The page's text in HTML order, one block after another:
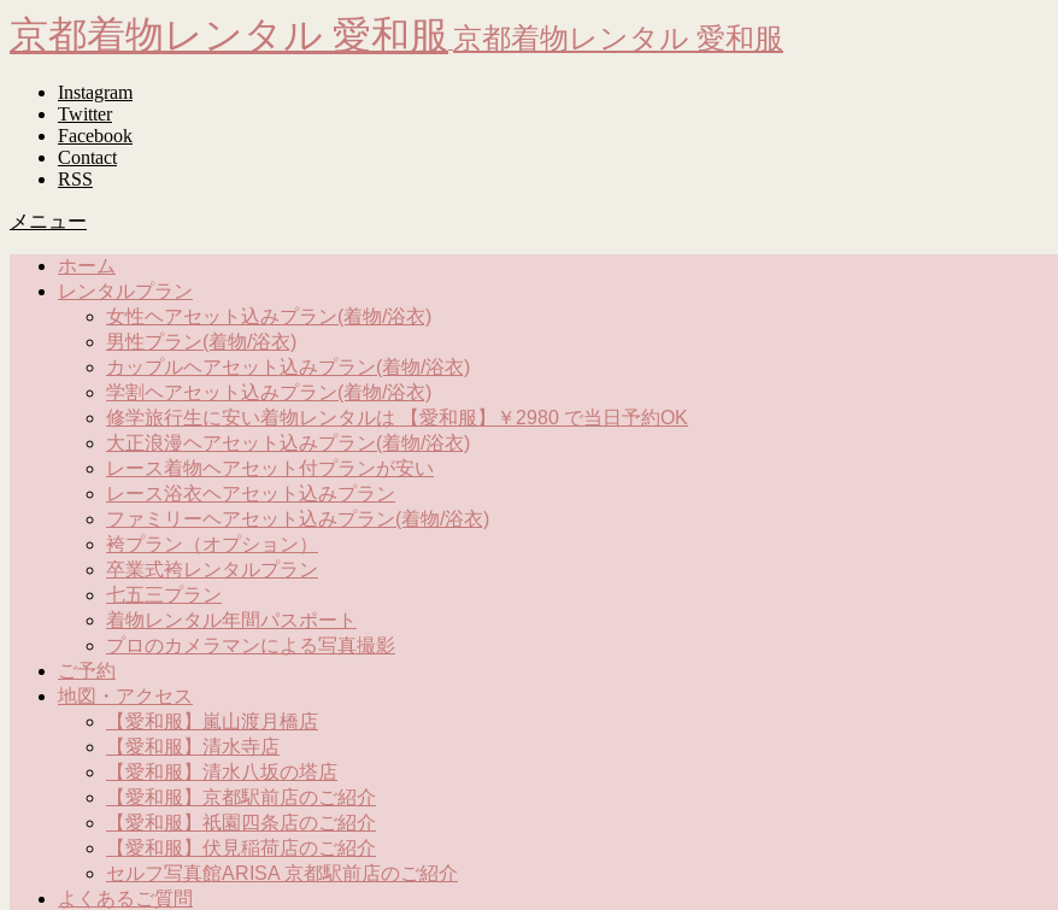
京都着物レンタル 愛和服 京都着物レンタル 愛和服
Instagram
Twitter
Facebook
Contact
RSS
メニュー
ホーム
レンタルプラン
女性ヘアセット込みプラン(着物/浴衣)
男性プラン(着物/浴衣)
カップルヘアセット込みプラン(着物/浴衣)
学割ヘアセット込みプラン(着物/浴衣)
修学旅行生に安い着物レンタルは 【愛和服】￥2980 で当日予約OK
大正浪漫ヘアセット込みプラン(着物/浴衣)
レース着物ヘアセット付プランが安い
レース浴衣ヘアセット込みプラン
ファミリーヘアセット込みプラン(着物/浴衣)
袴プラン（オプション）
卒業式袴レンタルプラン
七五三プラン
着物レンタル年間パスポート
プロのカメラマンによる写真撮影
ご予約
地図・アクセス
【愛和服】嵐山渡月橋店
【愛和服】清水寺店
【愛和服】清水八坂の塔店
【愛和服】京都駅前店のご紹介
【愛和服】祇園四条店のご紹介
【愛和服】伏見稲荷店のご紹介
セルフ写真館ARISA 京都駅前店のご紹介
よくあるご質問